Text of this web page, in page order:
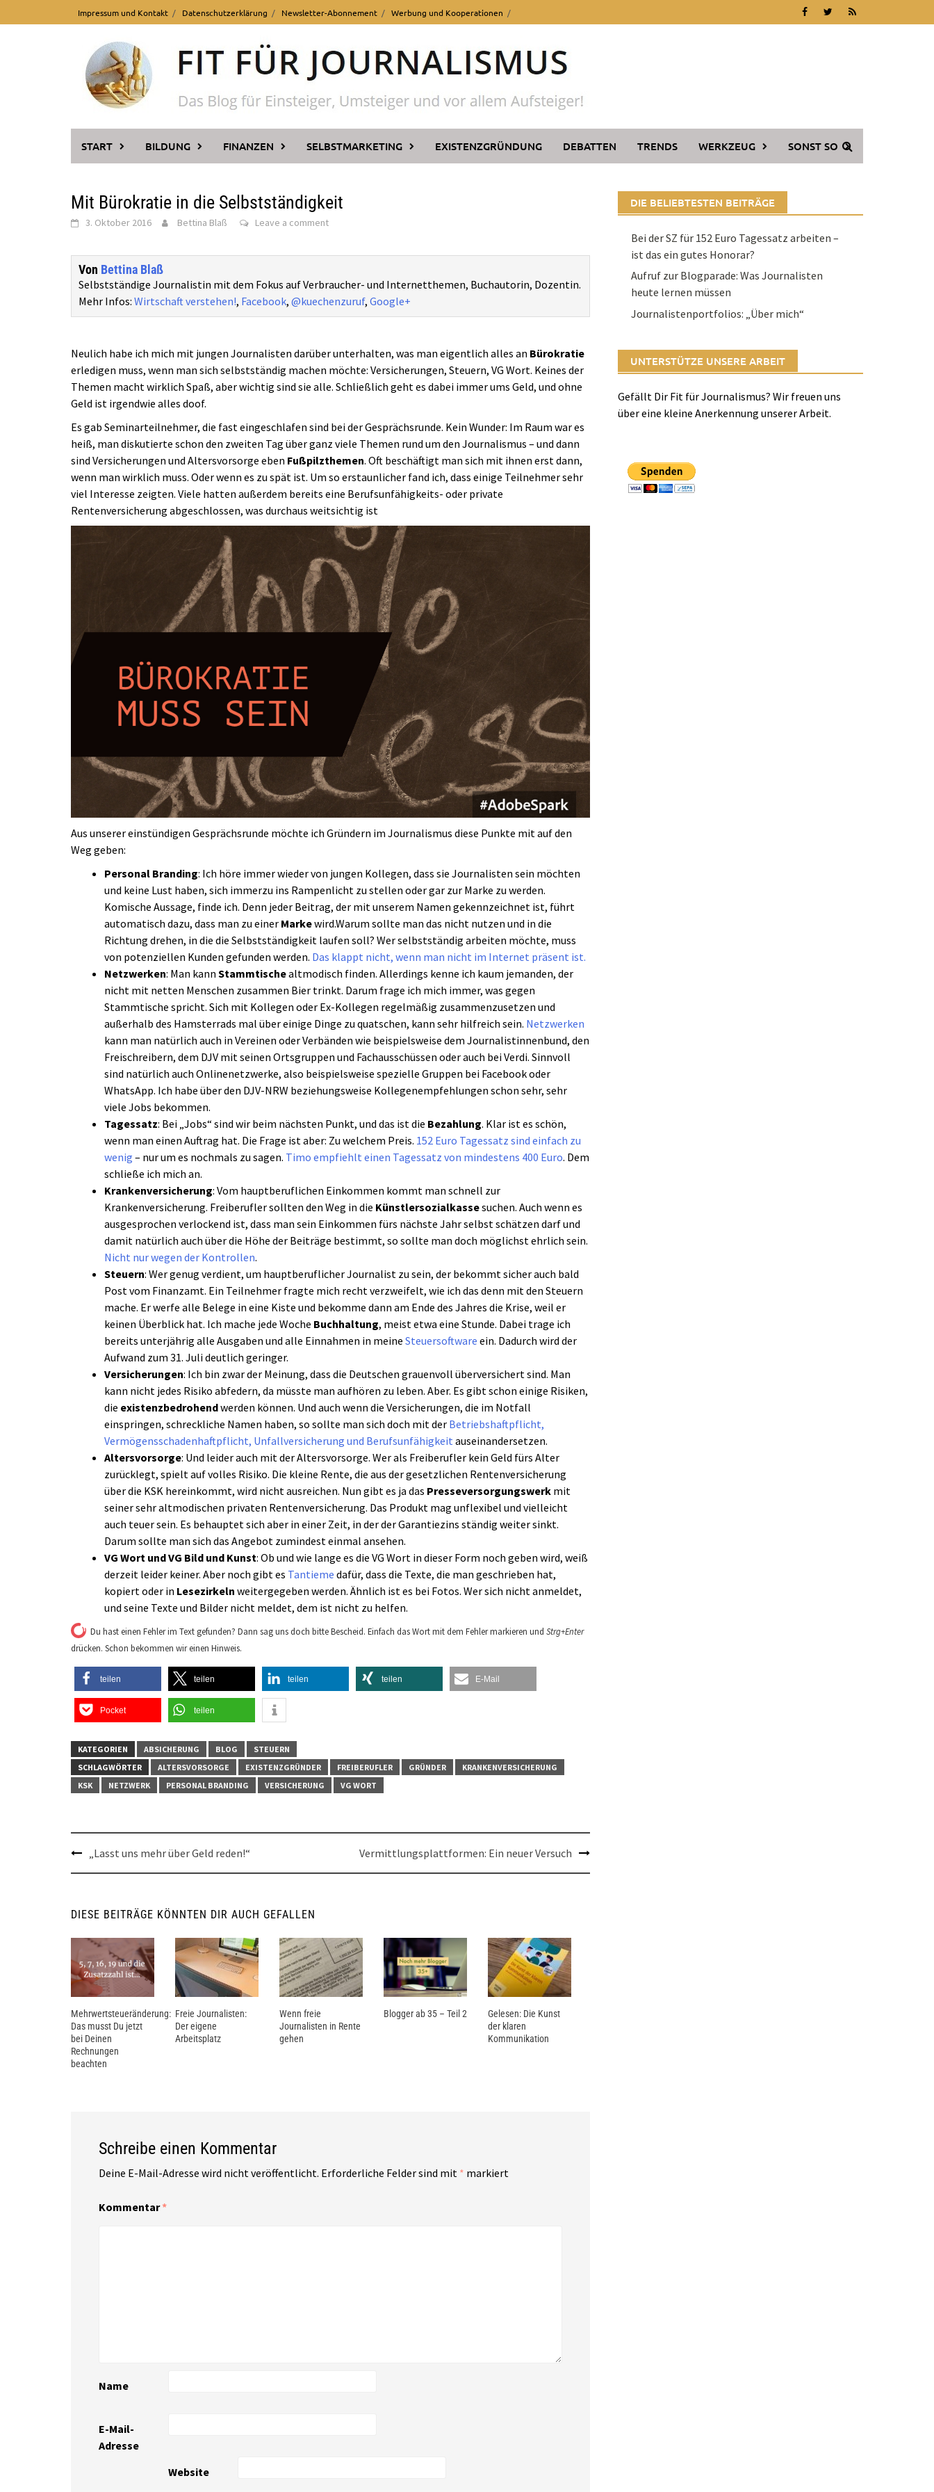
to
Impressum und Kontakt Datenschutzerklärung Newsletter-Abonnement Werbung und Kooperationen
START BILDUNG FINANZEN SELBSTMARKETING EXISTENZGRÜNDUNG DEBATTEN TRENDS WERKZEUG SONST SO
Mit Bürokratie in die Selbstständigkeit
3. Oktober 2016 Bettina Blaß Leave a comment
Von Bettina Blaß
Selbstständige Journalistin mit dem Fokus auf Verbraucher- und Internetthemen, Buchautorin, Dozentin.
Mehr Infos: Wirtschaft verstehen!, Facebook, @kuechenzuruf, Google+
Neulich habe ich mich mit jungen Journalisten darüber unterhalten, was man eigentlich alles an Bürokratie
erledigen muss, wenn man sich selbstständig machen möchte: Versicherungen, Steuern, VG Wort. Keines der
Themen macht wirklich Spaß, aber wichtig sind sie alle. Schließlich geht es dabei immer ums Geld, und ohne
Geld ist irgendwie alles doof.
Es gab Seminarteilnehmer, die fast eingeschlafen sind bei der Gesprächsrunde. Kein Wunder: Im Raum war es
heiß, man diskutierte schon den zweiten Tag über ganz viele Themen rund um den Journalismus – und dann
sind Versicherungen und Altersvorsorge eben Fußpilzthemen. Oft beschäftigt man sich mit ihnen erst dann,
wenn man wirklich muss. Oder wenn es zu spät ist. Um so erstaunlicher fand ich, dass einige Teilnehmer sehr
viel Interesse zeigten. Viele hatten außerdem bereits eine Berufsunfähigkeits- oder private
Rentenversicherung abgeschlossen, was durchaus weitsichtig ist
Aus unserer einstündigen Gesprächsrunde möchte ich Gründern im Journalismus diese Punkte mit auf den
Weg geben:
Personal Branding: Ich höre immer wieder von jungen Kollegen, dass sie Journalisten sein möchten
und keine Lust haben, sich immerzu ins Rampenlicht zu stellen oder gar zur Marke zu werden.
Komische Aussage, finde ich. Denn jeder Beitrag, der mit unserem Namen gekennzeichnet ist, führt
automatisch dazu, dass man zu einer Markewird.Warum sollte man das nicht nutzen und in die
Richtung drehen, in die die Selbstständigkeit laufen soll? Wer selbstständig arbeiten möchte, muss
von potenziellen Kunden gefunden werden. Das klappt nicht, wenn man nicht im Internet präsent ist.
Netzwerken: Man kann Stammtischealtmodisch finden. Allerdings kenne ich kaum jemanden, der
nicht mit netten Menschen zusammen Bier trinkt. Darum frage ich mich immer, was gegen
Stammtische spricht. Sich mit Kollegen oder Ex-Kollegen regelmäßig zusammenzusetzen und
außerhalb des Hamsterrads mal über einige Dinge zu quatschen, kann sehr hilfreich sein. Netzwerken
kann man natürlich auch in Vereinen oder Verbänden wie beispielsweise dem Journalistinnenbund, den
Freischreibern, dem DJV mit seinen Ortsgruppen und Fachausschüssen oder auch bei Verdi. Sinnvoll
sind natürlich auch Onlinenetzwerke, also beispielsweise spezielle Gruppen bei Facebook oder
WhatsApp. Ich habe über den DJV-NRW beziehungsweise Kollegenempfehlungen schon sehr, sehr
viele Jobs bekommen.
Tagessatz: Bei „Jobs“ sind wir beim nächsten Punkt, und das ist die Bezahlung. Klar ist es schön,
wenn man einen Auftrag hat. Die Frage ist aber: Zu welchem Preis. 152 Euro Tagessatz sind einfach zu
wenig – nur um es nochmals zu sagen. Timo empfiehlt einen Tagessatz von mindestens 400 Euro. Dem
schließe ich mich an.
Krankenversicherung: Vom hauptberuflichen Einkommen kommt man schnell zur
Krankenversicherung. Freiberufler sollten den Weg in die Künstlersozialkassesuchen. Auch wenn es
ausgesprochen verlockend ist, dass man sein Einkommen fürs nächste Jahr selbst schätzen darf und
damit natürlich auch über die Höhe der Beiträge bestimmt, so sollte man doch möglichst ehrlich sein.
Nicht nur wegen der Kontrollen.
Steuern: Wer genug verdient, um hauptberuflicher Journalist zu sein, der bekommt sicher auch bald
Post vom Finanzamt. Ein Teilnehmer fragte mich recht verzweifelt, wie ich das denn mit den Steuern
mache. Er werfe alle Belege in eine Kiste und bekomme dann am Ende des Jahres die Krise, weil er
keinen Überblick hat. Ich mache jede Woche Buchhaltung, meist etwa eine Stunde. Dabei trage ich
bereits unterjährig alle Ausgaben und alle Einnahmen in meine Steuersoftware ein. Dadurch wird der
Aufwand zum 31. Juli deutlich geringer.
Versicherungen: Ich bin zwar der Meinung, dass die Deutschen grauenvoll überversichert sind. Man
kann nicht jedes Risiko abfedern, da müsste man aufhören zu leben. Aber. Es gibt schon einige Risiken,
die existenzbedrohendwerden können. Und auch wenn die Versicherungen, die im Notfall
einspringen, schreckliche Namen haben, so sollte man sich doch mit der Betriebshaftpflicht,
Vermögensschadenhaftpflicht, Unfallversicherung und Berufsunfähigkeit auseinandersetzen.
Altersvorsorge: Und leider auch mit der Altersvorsorge. Wer als Freiberufler kein Geld fürs Alter
zurücklegt, spielt auf volles Risiko. Die kleine Rente, die aus der gesetzlichen Rentenversicherung
über die KSK hereinkommt, wird nicht ausreichen. Nun gibt es ja das Presseversorgungswerk mit
seiner sehr altmodischen privaten Rentenversicherung. Das Produkt mag unflexibel und vielleicht
auch teuer sein. Es behauptet sich aber in einer Zeit, in der der Garantiezins ständig weiter sinkt.
Darum sollte man sich das Angebot zumindest einmal ansehen.
VG Wort und VG Bild und Kunst: Ob und wie lange es die VG Wort in dieser Form noch geben wird, weiß
derzeit leider keiner. Aber noch gibt es Tantieme dafür, dass die Texte, die man geschrieben hat,
kopiert oder in Lesezirkeln weitergegeben werden. Ähnlich ist es bei Fotos. Wer sich nicht anmeldet,
und seine Texte und Bilder nicht meldet, dem ist nicht zu helfen.
Du hast einen Fehler im Text gefunden? Dann sag uns doch bitte Bescheid. Einfach das Wort mit dem Fehler markieren und Strg+Enter
drücken. Schon bekommen wir einen Hinweis.
teilen teilen teilen teilen E-Mail
Pocket teilen
KATEGORIEN ABSICHERUNG BLOG
STEUERN
SCHLAGWÖRTER
ALTERSVORSORGE EXISTENZGRÜNDER FREIBERUFLER GRÜNDER
KRANKENVERSICHERUNG
KSK
NETZWERK PERSONAL BRANDING VERSICHERUNG VG WORT
Post
navigation
„Lasst uns mehr über Geld reden!“ Vermittlungsplattformen: Ein neuer Versuch
DIESE BEITRÄGE KÖNNTEN DIR AUCH GEFALLEN
Mehrwertsteueränderung:
Das musst Du jetzt
bei Deinen
Rechnungen
beachten
Freie Journalisten:
Der eigene
Arbeitsplatz
Wenn freie
Journalisten in Rente
gehen
Blogger ab 35 – Teil 2
Gelesen: Die Kunst
der klaren
Kommunikation
Schreibe einen Kommentar
Deine E-Mail-Adresse wird nicht veröffentlicht. Erforderliche Felder sind mit * markiert
Kommentar*
Name
E-Mail-
Adresse
Website
DIE BELIEBTESTEN BEITRÄGE
Bei der SZ für 152 Euro Tagessatz arbeiten –
ist das ein gutes Honorar?
Aufruf zur Blogparade: Was Journalisten
heute lernen müssen
Journalistenportfolios: „Über mich“
UNTERSTÜTZE UNSERE ARBEIT
Gefällt Dir Fit für Journalismus? Wir freuen uns
über eine kleine Anerkennung unserer Arbeit.